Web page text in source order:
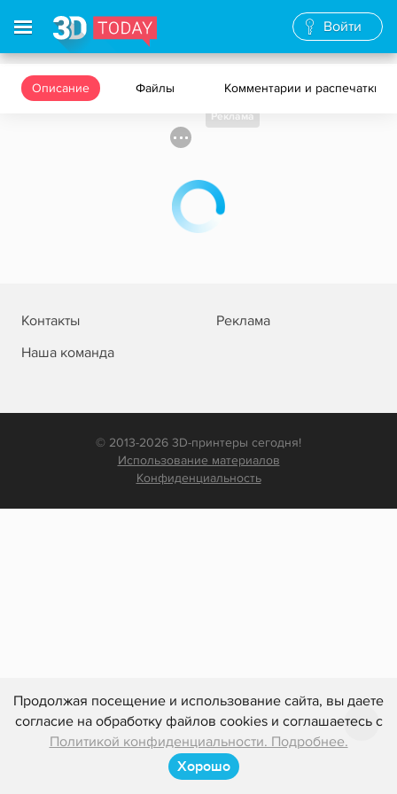
Продолжая посещение и использование сайта, вы даете
согласие на обработку файлов cookies и соглашаетесь с
Политикой конфиденциальности. Подробнее.
Хорошо
Войти
Описание Файлы Комментарии и распечатки
Реклама
Контакты
Реклама
Наша команда
© 2013-2026 3D-принтеры сегодня!
Использование материалов
Конфиденциальность